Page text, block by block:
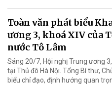
Toàn văn phát biểu
ương 3, khoá XIV của
nước Tô Lâm
Sáng 20/7, Hội nghị Trung ương
tại Thủ đô Hà Nội. Tổng Bí thư,
biểu chỉ đạo, định hướng quan